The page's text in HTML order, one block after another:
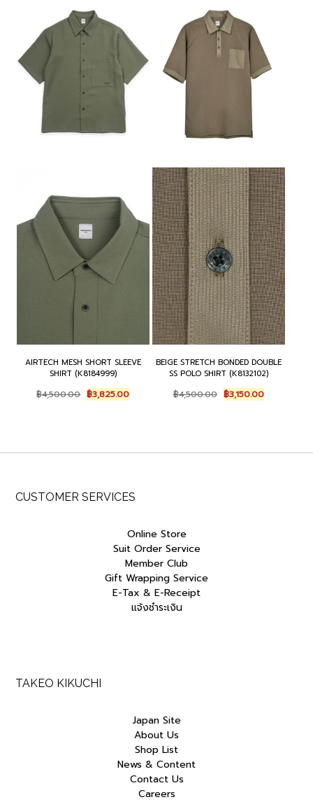
AIRTECH MESH SHORT SLEEVE
SHIRT (K8184999)
฿4,500.00 Original
price
฿3,825.00Current
price
BEIGE STRETCH BONDED DOUBLE
SS POLO SHIRT (K8132102)
฿4,500.00 Original
price
฿3,150.00Current
price
CUSTOMER SERVICES
Online Store
Suit Order Service
Member Club
Gift Wrapping Service
E-Tax & E-Receipt
แจ้งชำระเงิน
TAKEO KIKUCHI
Japan Site
About Us
Shop List
News & Content
Contact Us
Careers